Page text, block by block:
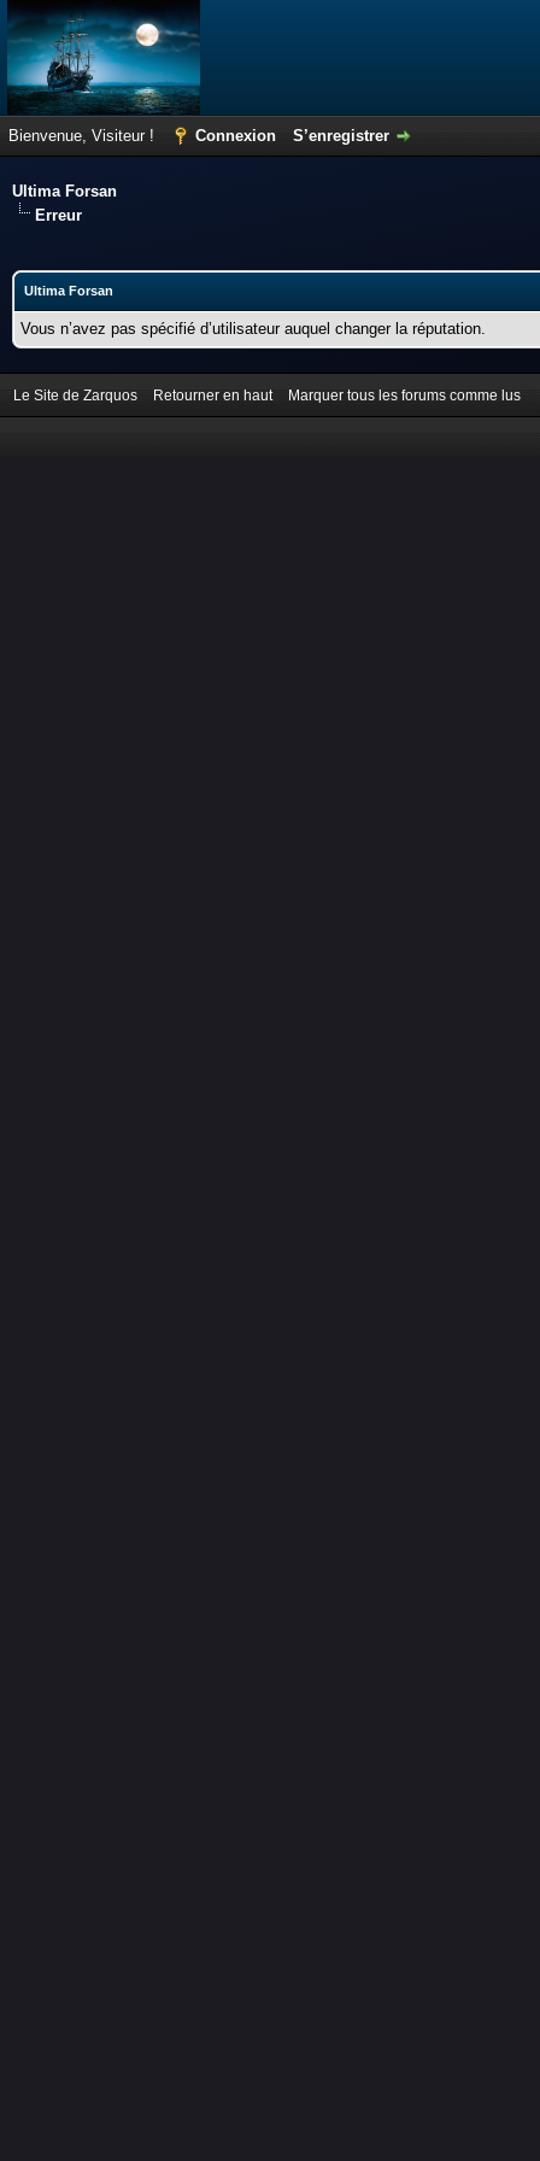
Bienvenue, Visiteur ! Connexion S’enregistrer
Ultima Forsan
Erreur
Ultima Forsan
Vous n’avez pas spécifié d’utilisateur auquel changer la réputation.
Le Site de Zarquos Retourner en haut Marquer tous les forums comme lus